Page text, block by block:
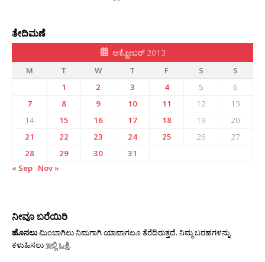
ತೇದಿಮಣೆ
ಅಕ್ಟೋಬರ್ 2013
M
T W T F S
S
1
2 3 4 5
6
7
8 9 10 11 12
13
14
15 16 17 18 19
20
21
22 23 24 25 26
27
28
29 30
31
« Sep Nov »
ನೀವೂ ಬರೆಯಿರಿ
ಹೊನಲುಮಿಂಬಾಗಿಲು ನಿಮಗಾಗಿ ಯಾವಾಗಲೂ ತೆರೆದಿರುತ್ತದೆ. ನಿಮ್ಮ ಬರಹಗಳನ್ನು
ಕಳುಹಿಸಲುಇಲ್ಲಿ ಒತ್ತಿ.